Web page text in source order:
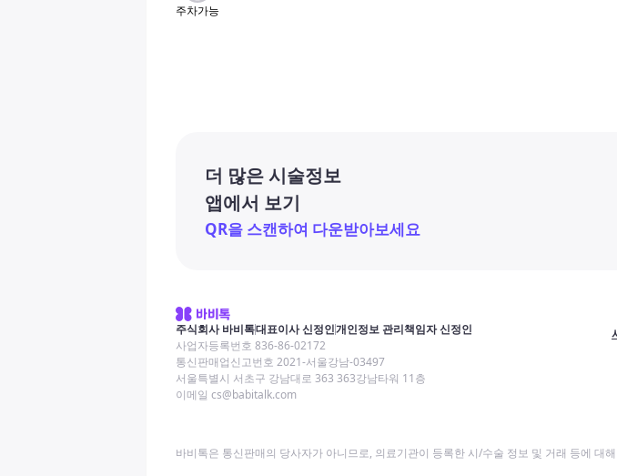
주차가능
더 많은 시술정보
앱에서 보기
QR을 스캔하여 다운받아보세요
주식회사 바비톡대표이사 신정인개인정보 관리책임자 신정인
사업자등록번호 836-86-02172
통신판매업신고번호 2021-서울강남-03497
서울특별시 서초구 강남대로 363 363강남타워 11층
이메일 cs@babitalk.com
바비톡은 통신판매의 당사자가 아니므로, 의료기관이 등록한 시/수술 정보 및 거래 등에 대